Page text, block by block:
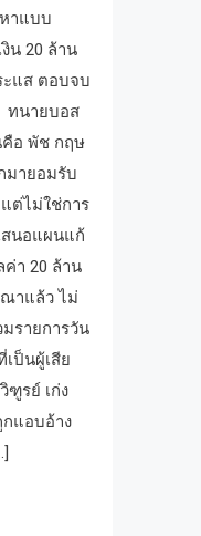
าแบบ
น 20 ล้าน
แส ตอบจบ
ทนายบอส
อ พัช กฤษ
มายอมรับ
แต่ไม่ใช่การ
สนอแผนแก้
า 20 ล้าน
าแล้ว ไม่
รายการวัน
ป็นผู้เสีย
รย์ เก่ง
แอบอ้าง